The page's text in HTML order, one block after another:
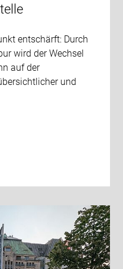
entschärft: Durch
wird der Wechsel
auf der
und